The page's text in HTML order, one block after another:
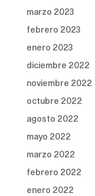
marzo 2023
febrero 2023
enero 2023
diciembre 2022
noviembre 2022
octubre 2022
agosto 2022
mayo 2022
marzo 2022
febrero 2022
enero 2022